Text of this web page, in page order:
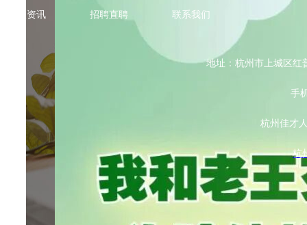
地址：杭州市上城区红
手
杭州佳才
杭
热点资讯 招聘直聘 联系我们